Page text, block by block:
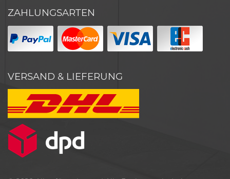
ZAHLUNGSARTEN
VERSAND & LIEFERUNG